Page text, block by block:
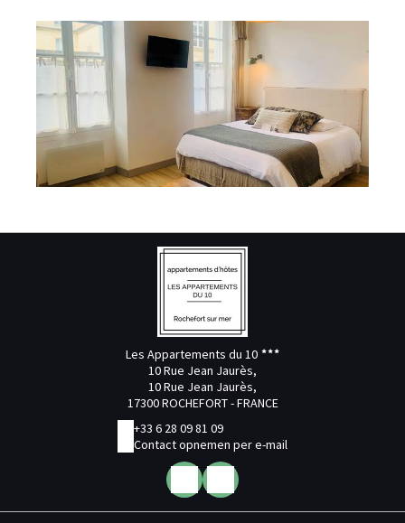
Les Appartements du 10
10 Rue Jean Jaurès,
10 Rue Jean Jaurès,
17300 ROCHEFORT - FRANCE
+33 6 28 09 81 09
Contact opnemen per e-mail